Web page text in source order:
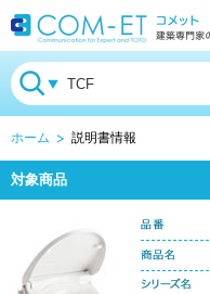
ホーム 説明書情報
対象商品